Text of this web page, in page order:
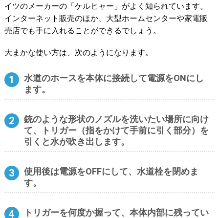
イツのメーカーの「ケルヒャー」がよく知られています。
インターネット販売のほか、大型ホームセンターや家電販
売店でも手に入れることができるでしょう。
大まかな使い方は、次のようになります。
水道のホースを本体に接続して電源をONにし
ます。
銃のような形状のノズルを洗いたい場所に向け
て、トリガー（指をかけて手前に引く部分）を
引くと水が吹き出します。
使用後は電源をOFFにして、水道栓を閉めま
す。
トリガーを何度か握って、本体内部に残ってい